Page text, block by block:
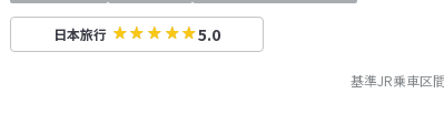
日本旅行 5.0
基準JR乗車区